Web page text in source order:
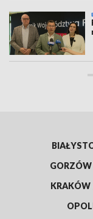
KRAKÓW